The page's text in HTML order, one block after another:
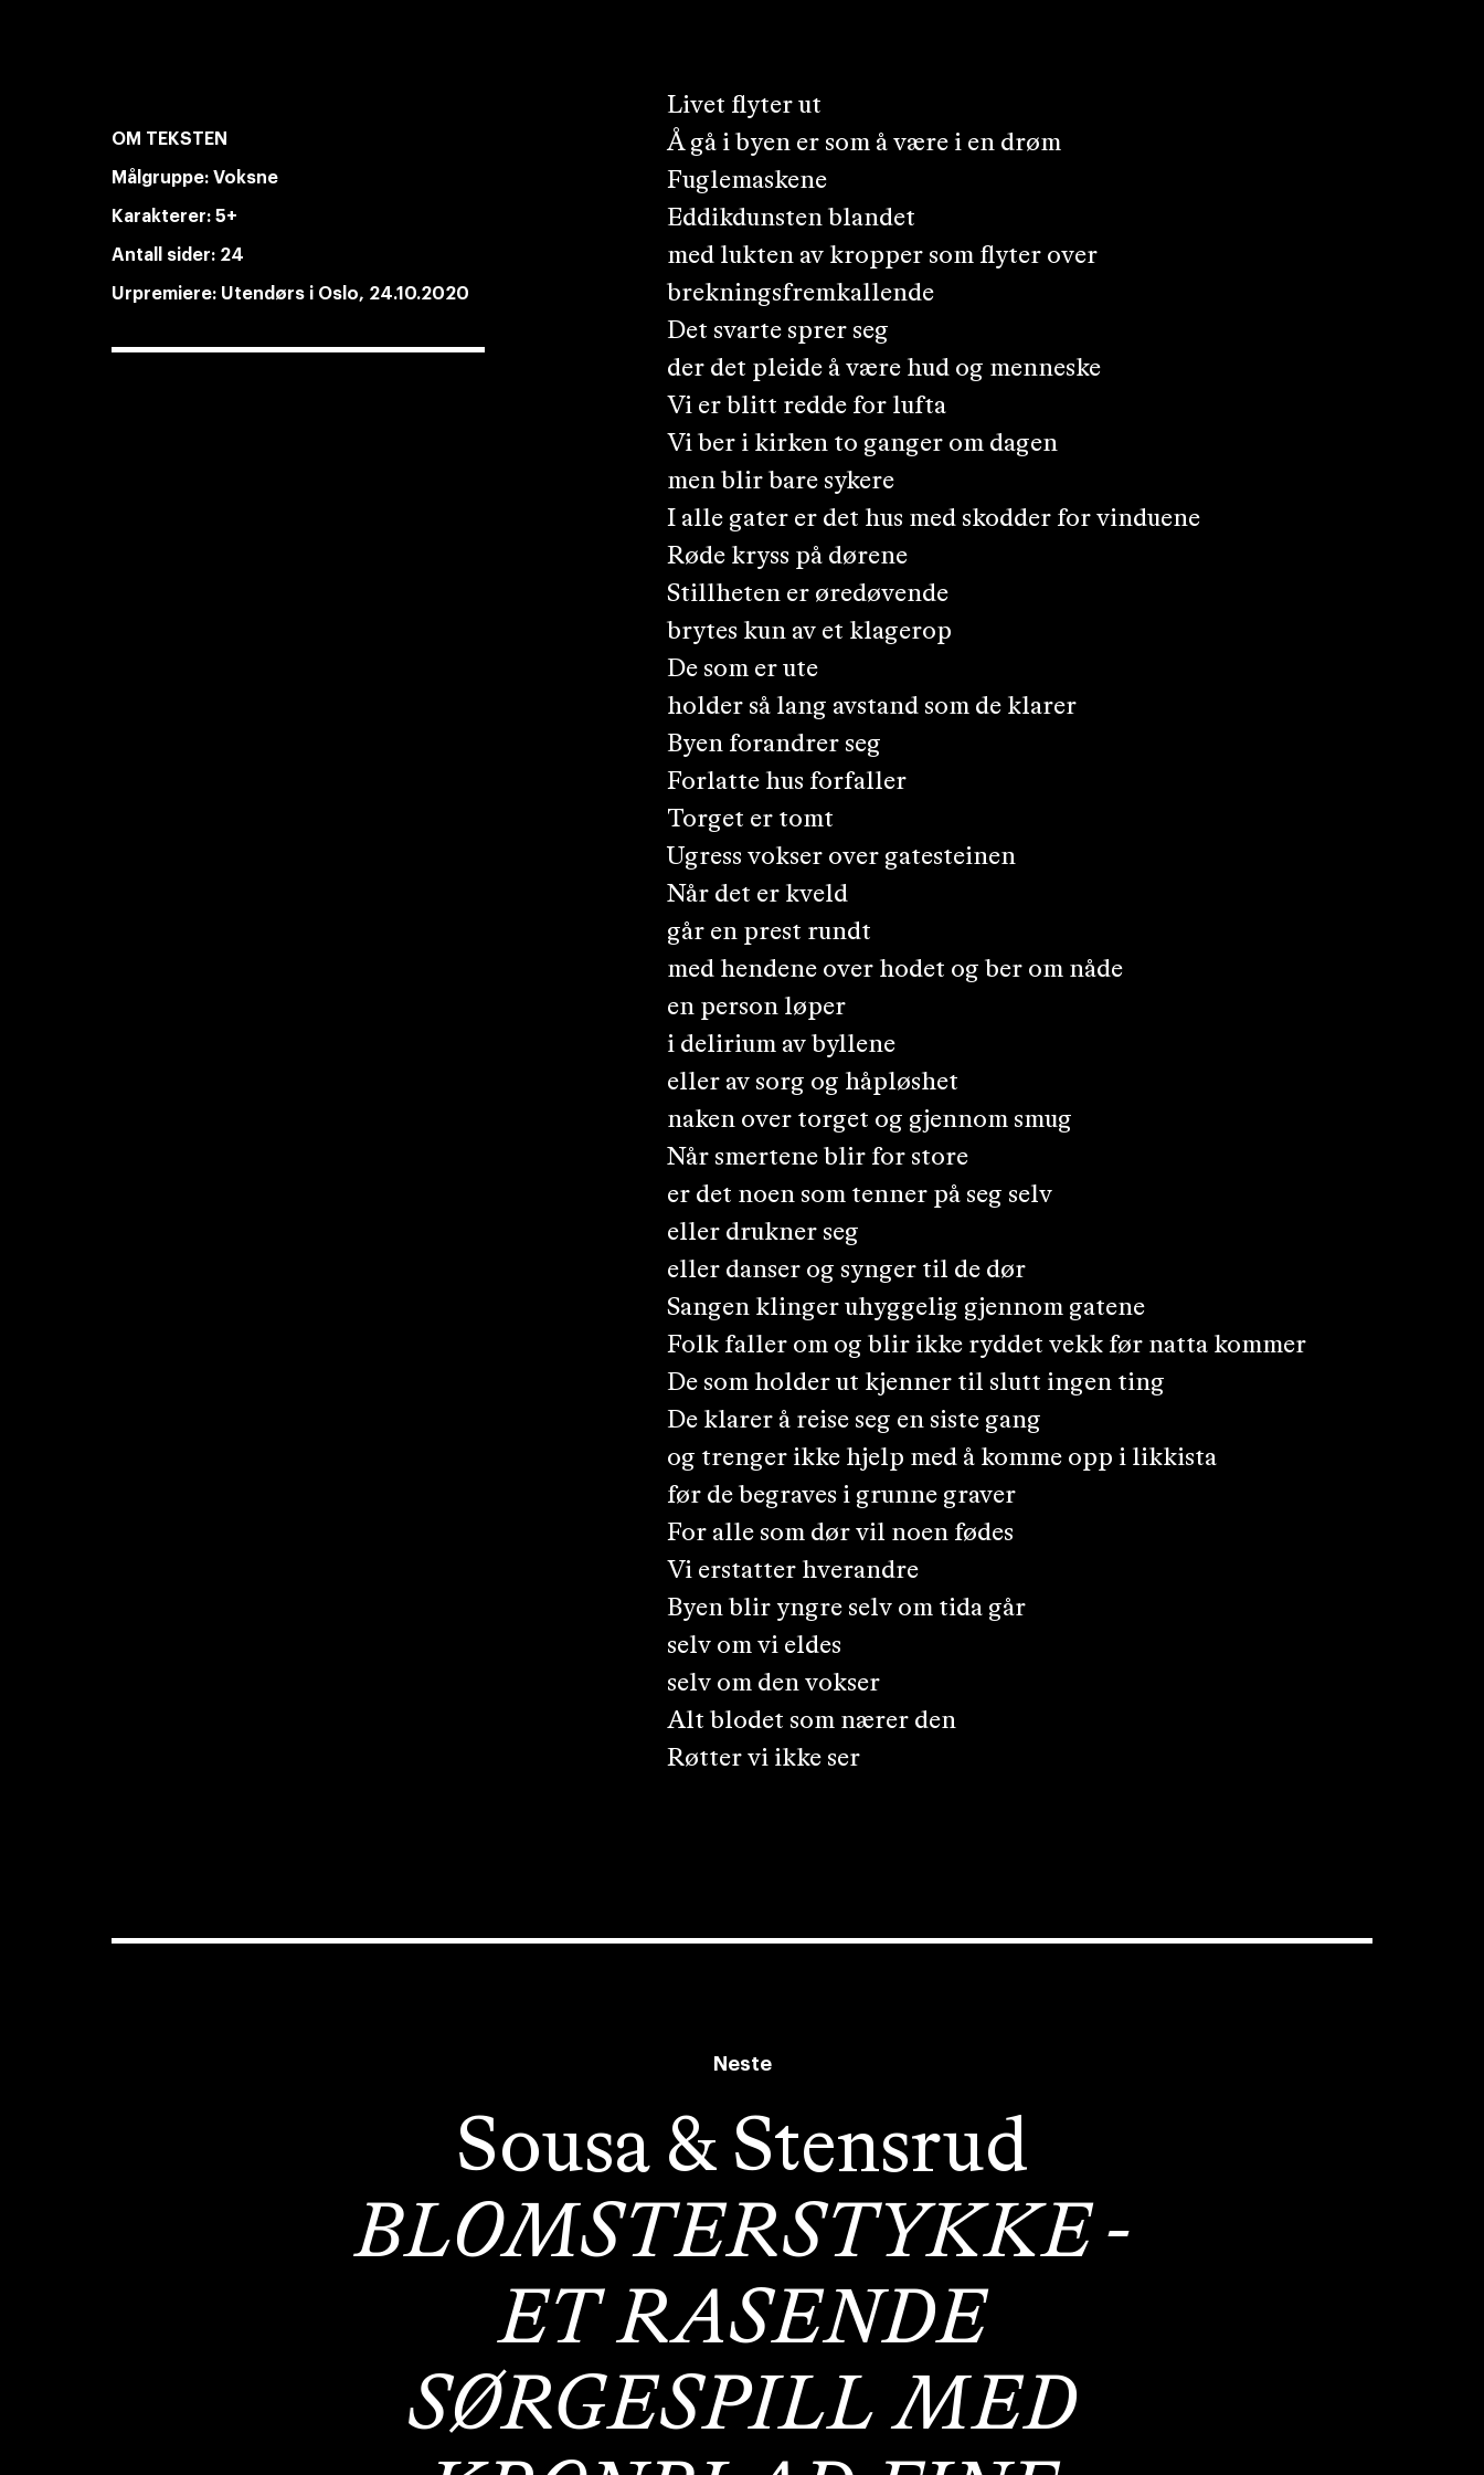
OM TEKSTEN
Målgruppe: Voksne
Karakterer: 5+
Antall sider: 24
Urpremiere: Utendørs i Oslo, 24.10.2020
Livet flyter ut
Å gå i byen er som å være i en drøm
Fuglemaskene
Eddikdunsten blandet
med lukten av kropper som flyter over
brekningsfremkallende
Det svarte sprer seg
der det pleide å være hud og menneske
Vi er blitt redde for lufta
Vi ber i kirken to ganger om dagen
men blir bare sykere
I alle gater er det hus med skodder for vinduene
Røde kryss på dørene
Stillheten er øredøvende
brytes kun av et klagerop
De som er ute
holder så lang avstand som de klarer
Byen forandrer seg
Forlatte hus forfaller
Torget er tomt
Ugress vokser over gatesteinen
Når det er kveld
går en prest rundt
med hendene over hodet og ber om nåde
en person løper
i delirium av byllene
eller av sorg og håpløshet
naken over torget og gjennom smug
Når smertene blir for store
er det noen som tenner på seg selv
eller drukner seg
eller danser og synger til de dør
Sangen klinger uhyggelig gjennom gatene
Folk faller om og blir ikke ryddet vekk før natta kommer
De som holder ut kjenner til slutt ingen ting
De klarer å reise seg en siste gang
og trenger ikke hjelp med å komme opp i likkista
før de begraves i grunne graver
For alle som dør vil noen fødes
Vi erstatter hverandre
Byen blir yngre selv om tida går
selv om vi eldes
selv om den vokser
Alt blodet som nærer den
Røtter vi ikke ser
Neste
Sousa & Stensrud
BLOMSTERSTYKKE -
ET RASENDE
SØRGESPILL MED